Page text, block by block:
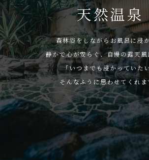
天然温泉
森林浴をしながらお風呂に浸
静かで心が安らぐ、自慢の露天風
「いつまでも浸かっていた
そんなふうに思わせてくれま